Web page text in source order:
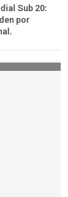
Sub 20:
por